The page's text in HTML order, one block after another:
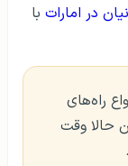
در امارات با
راه‌های
حالا وقت